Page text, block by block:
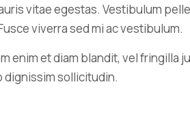
vitae egestas. Vestibulum
viverra sed mi ac vestibulum.
enim et diam blandit, vel fringilla
dignissim sollicitudin.